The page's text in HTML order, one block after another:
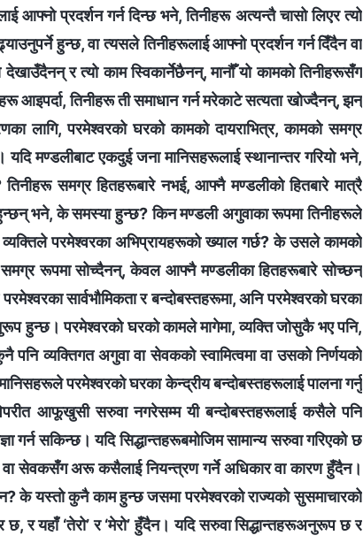
आफ्नो प्रदर्शन गर्न दिन्छ भने, तिनीहरू अत्यन्तै चासो लिएर त्यो
हुन्छ, वा त्यसले तिनीहरूलाई आफ्नो प्रदर्शन गर्न दिँदैन वा
देखाउँदैनन् र त्यो काम स्विकार्नेछैनन्, मानौँ यो कामको तिनीहरूसँग
आइपर्दा, तिनीहरू ती समाधान गर्न मरेकाटे सत्यता खोज्दैनन्, झन्
लागि, परमेश्‍वरको घरको कामको दायराभित्र, कामको समग्र
मण्डलीबाट एकदुई जना मानिसहरूलाई स्थानान्तर गरियो भने,
तिनीहरू समग्र हितहरूबारे नभई, आफ्‍नै मण्डलीको हितबारे मात्रै
भने, के समस्या हुन्छ? किन मण्डली अगुवाका रूपमा तिनीहरूले
परमेश्वरका अभिप्रायहरूको ख्याल गर्छ? के उसले कामको
समग्र रूपमा सोच्दैनन्, केवल आफ्‍नै मण्डलीका हितहरूबारे सोच्छन्
सार्वभौमिकता र बन्दोबस्तहरूमा, अनि परमेश्‍वरको घरका
हुन्छ। परमेश्‍वरको घरको कामले मागेमा, व्यक्ति जोसुकै भए पनि,
व्यक्तिगत अगुवा वा सेवकको स्वामित्वमा वा उसको निर्णयको
परमेश्‍वरको घरका केन्द्रीय बन्दोबस्तहरूलाई पालना गर्नु
आफूखुसी सरुवा नगरेसम्म यी बन्दोबस्तहरूलाई कसैले पनि
सकिन्छ। यदि सिद्धान्तहरूबमोजिम सामान्य सरुवा गरिएको छ
वा सेवकसँग अरू कसैलाई नियन्त्रण गर्ने अधिकार वा कारण हुँदैन।
के यस्तो कुनै काम हुन्छ जसमा परमेश्‍वरको राज्यको सुसमाचारको
र यहाँ ‘तेरो’ र ‘मेरो’ हुँदैन। यदि सरुवा सिद्धान्तहरूअनुरूप छ र